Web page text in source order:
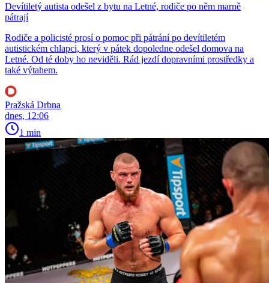
Devítiletý autista odešel z bytu na Letné, rodiče po něm marně
pátrají
Rodiče a policisté prosí o pomoc při pátrání po devítiletém
autistickém chlapci, který v pátek dopoledne odešel domova na
Letné. Od té doby ho neviděli. Rád jezdí dopravními prostředky a
také výtahem.
Pražská Drbna
dnes, 12:06
1 min